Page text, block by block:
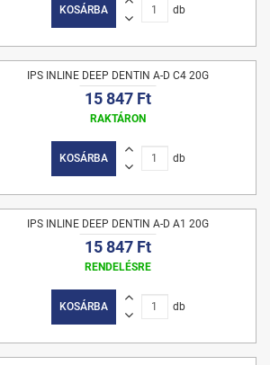
KOSÁRBA db
IPS INLINE DEEP DENTIN A-D C4 20G
15 847 Ft
RAKTÁRON
KOSÁRBA db
IPS INLINE DEEP DENTIN A-D A1 20G
15 847 Ft
RENDELÉSRE
KOSÁRBA db